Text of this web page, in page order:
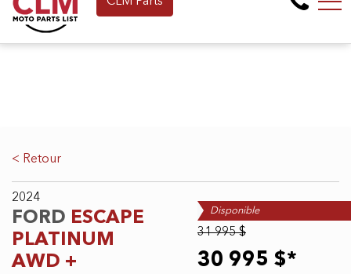
en ligne dès maintenant !
265 Montée de la baie, Pointe-Calumet, QC, CA J0N 1G2
EN
< Retour
2024
FORD ESCAPE
PLATINUM
AWD +
Disponible
31 995 $
30 995 $*